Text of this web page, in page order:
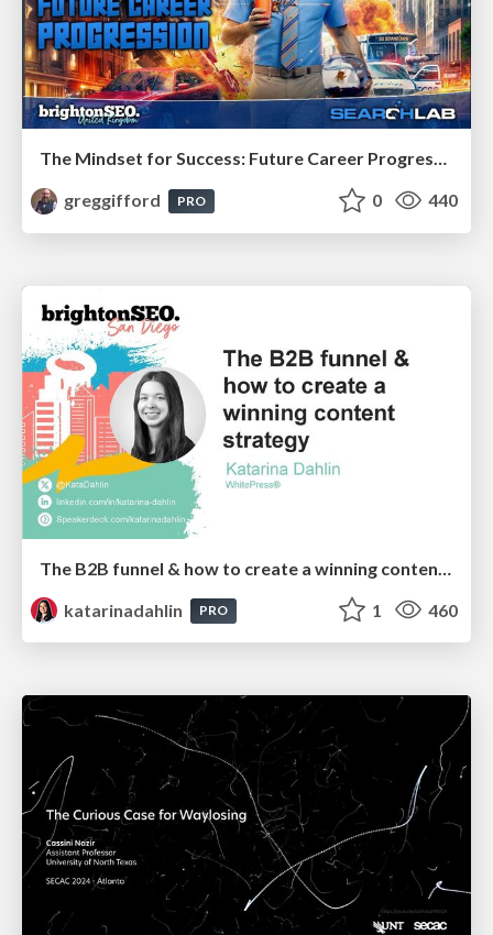
The Mindset for Success: Future Career Progression
greggifford
PRO 0 440
katarinadahlin
PRO 1 460